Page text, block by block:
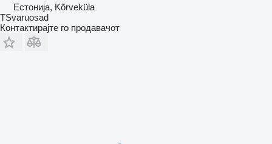
Естонија, Kõrveküla
TSvaruosad
Контактирајте го продавачот